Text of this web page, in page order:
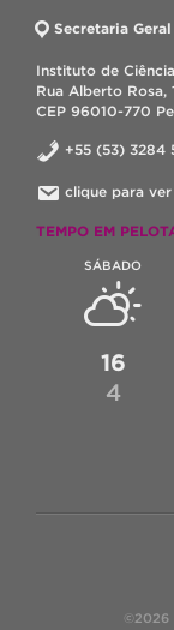
Secretaria Geral
Instituto de
Rua Alberto Rosa,
CEP 96010-770
+55 (53) 3284
clique para
TEMPO EM
SÁBADO
16
4
©2026